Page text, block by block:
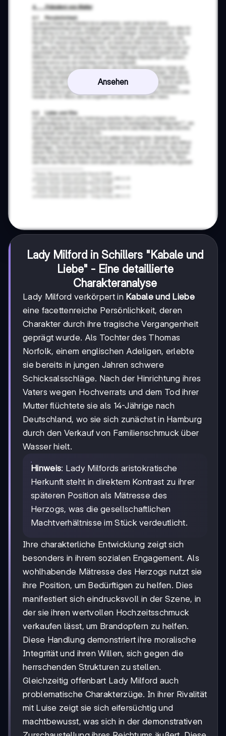
Ansehen
Lady Milford in Schillers "Kabale und
Liebe" - Eine detaillierte
Charakteranalyse
Lady Milford verkörpert in Kabale und Liebe
eine facettenreiche Persönlichkeit, deren
Charakter durch ihre tragische Vergangenheit
geprägt wurde. Als Tochter des Thomas
Norfolk, einem englischen Adeligen, erlebte
sie bereits in jungen Jahren schwere
Schicksalsschläge. Nach der Hinrichtung ihres
Vaters wegen Hochverrats und dem Tod ihrer
Mutter flüchtete sie als 14-Jährige nach
Deutschland, wo sie sich zunächst in Hamburg
durch den Verkauf von Familienschmuck über
Wasser hielt.
Hinweis: Lady Milfords aristokratische
Herkunft steht in direktem Kontrast zu ihrer
späteren Position als Mätresse des
Herzogs, was die gesellschaftlichen
Machtverhältnisse im Stück verdeutlicht.
Ihre charakterliche Entwicklung zeigt sich
besonders in ihrem sozialen Engagement. Als
wohlhabende Mätresse des Herzogs nutzt sie
ihre Position, um Bedürftigen zu helfen. Dies
manifestiert sich eindrucksvoll in der Szene, in
der sie ihren wertvollen Hochzeitsschmuck
verkaufen lässt, um Brandopfern zu helfen.
Diese Handlung demonstriert ihre moralische
Integrität und ihren Willen, sich gegen die
herrschenden Strukturen zu stellen.
Gleichzeitig offenbart Lady Milford auch
problematische Charakterzüge. In ihrer Rivalität
mit Luise zeigt sie sich eifersüchtig und
machtbewusst, was sich in der demonstrativen